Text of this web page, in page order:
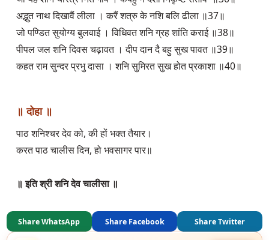
अद्भुत नाथ दिखावैं लीला । करैं शत्रु के नशि बलि ढीला ॥37॥
जो पण्डित सुयोग्य बुलवाई । विधिवत शनि ग्रह शांति कराई ॥38॥
पीपल जल शनि दिवस चढ़ावत । दीप दान दै बहु सुख पावत ॥39॥
कहत राम सुन्दर प्रभु दासा । शनि सुमिरत सुख होत प्रकाशा ॥40॥
॥ दोहा ॥
पाठ शनिश्चर देव को, की हों भक्त तैयार।
करत पाठ चालीस दिन, हो भवसागर पार॥
॥ इति श्री शनि देव चालीसा ॥
Share WhatsApp Share Facebook Share Twitter